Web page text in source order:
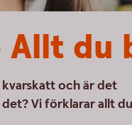
du
och är det
Vi förklarar allt du